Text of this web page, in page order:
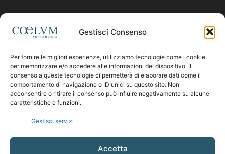
Gestisci Consenso
Per fornire le migliori esperienze, utilizziamo tecnologie come i cookie
per memorizzare e/o accedere alle informazioni del dispositivo. Il
consenso a queste tecnologie ci permetterà di elaborare dati come il
comportamento di navigazione o ID unici su questo sito. Non
acconsentire o ritirare il consenso può influire negativamente su alcune
caratteristiche e funzioni.
Gestisci servizi
Accetta